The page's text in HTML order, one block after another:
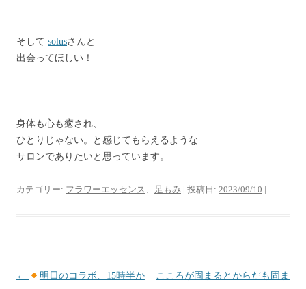
そして solusさんと
出会ってほしい！
身体も心も癒され、
ひとりじゃない。と感じてもらえるような
サロンでありたいと思っています。
カテゴリー: フラワーエッセンス 、 足もみ | 投稿日: 2023/09/10 |
投
←
明日のコラボ、15時半か
こころが固まるとからだも固ま